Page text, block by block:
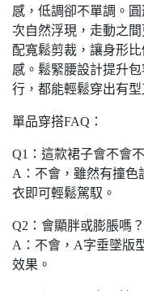
感，低調卻不單調。
次自然浮現，走動之
配寬鬆剪裁，讓身形
感。鬆緊腰設計提升
行，都能輕鬆穿出有型
單品穿搭FAQ：
Q1：這款裙子會不會
A：不會，雖然有撞色
衣即可輕鬆駕馭。
Q2：會顯胖或膨脹嗎？
A：不會，A字垂墜版
效果。